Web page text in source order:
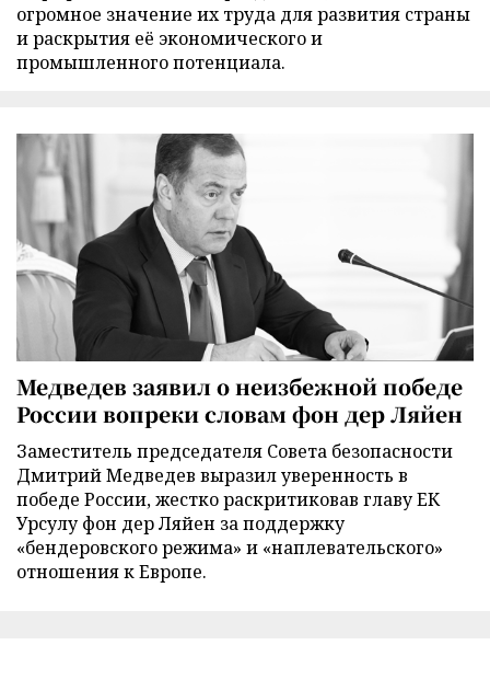
огромное значение их труда для развития страны
и раскрытия её экономического и
промышленного потенциала.
Медведев заявил о неизбежной победе
России вопреки словам фон дер Ляйен
Заместитель председателя Совета безопасности
Дмитрий Медведев выразил уверенность в
победе России, жестко раскритиковав главу ЕК
Урсулу фон дер Ляйен за поддержку
«бендеровского режима» и «наплевательского»
отношения к Европе.